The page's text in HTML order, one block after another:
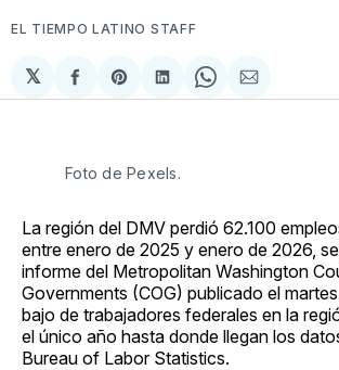
EL TIEMPO LATINO STAFF
𝕏
Compartir
en
Share
on
Compartir
en
Share
on
Compartir
via
Foto de Pexels.
La región del DMV perdió 62.100
entre enero de 2025 y enero de 2026,
informe del Metropolitan Washington
Governments (COG) publicado el
bajo de trabajadores federales en la
el único año hasta donde llegan los
Bureau of Labor Statistics.